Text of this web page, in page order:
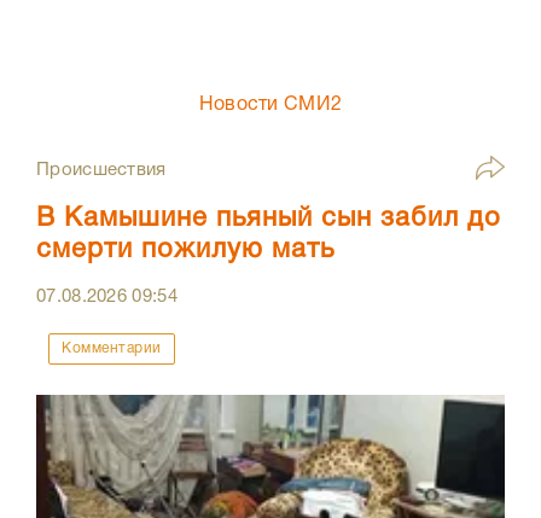
Новости СМИ2
Происшествия
В Камышине пьяный сын забил до
смерти пожилую мать
07.08.202609:54
Комментарии